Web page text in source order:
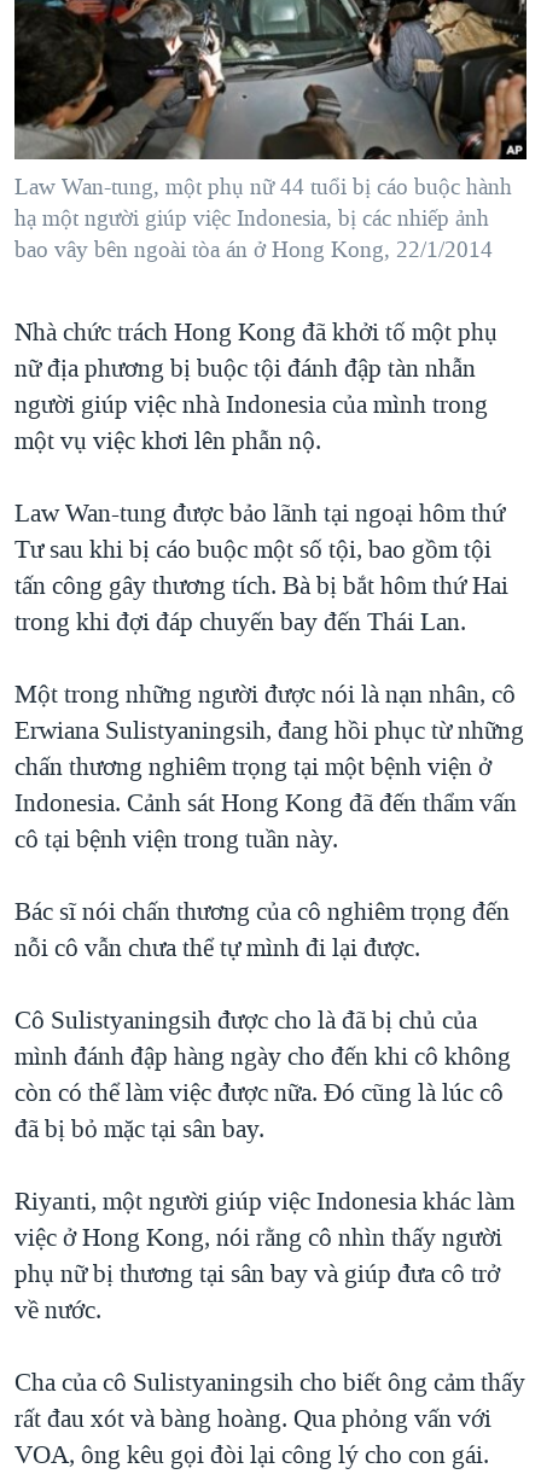
"Tìm"NGƯỜI VIỆT HẢI NGOẠI
ĐỜI SỐNG
KINH TẾ
KHOA HỌC
SỨC KHOẺ
VĂN HOÁ
GIÁO DỤC
TẠI
HÀNH TRÌNH BẦU CỬ 2024
MỘT NĂM CHIẾN TRANH TẠI DẢI GAZA
GIẢI MÃ VÀNH ĐAI & CON ĐƯỜNG
NGÀY TỊ NẠN THẾ GIỚI
TRỊNH VĨNH BÌNH - NGƯỜI HẠ 'BÊN THẮNG CUỘC'
GROUND ZERO – XƯA VÀ NAY
THƯỢNG ĐỈNH TRUMP-KIM TẠI VIỆT NAM
TRỊNH VĨNH BÌNH VS. CHÍNH PHỦ VIỆT NAM
BÊN KIA QUỐC LỘ: TIẾNG VỌNG TỪ NÔNG THÔN MỸ
VIDEO
NGHE
MẠNG XÃ HỘI
Ngôn ngữ khác
Law Wan-tung, một phụ nữ 44 tuổi bị cáo buộc hành
hạ một người giúp việc Indonesia, bị các nhiếp ảnh
bao vây bên ngoài tòa án ở Hong Kong, 22/1/2014
Nhà chức trách Hong Kong đã khởi tố một phụ
nữ địa phương bị buộc tội đánh đập tàn nhẫn
người giúp việc nhà Indonesia của mình trong
một vụ việc khơi lên phẫn nộ.
Law Wan-tung được bảo lãnh tại ngoại hôm thứ
Tư sau khi bị cáo buộc một số tội, bao gồm tội
tấn công gây thương tích. Bà bị bắt hôm thứ Hai
trong khi đợi đáp chuyến bay đến Thái Lan.
Một trong những người được nói là nạn nhân, cô
Erwiana Sulistyaningsih, đang hồi phục từ những
chấn thương nghiêm trọng tại một bệnh viện ở
Indonesia. Cảnh sát Hong Kong đã đến thẩm vấn
cô tại bệnh viện trong tuần này.
Bác sĩ nói chấn thương của cô nghiêm trọng đến
nỗi cô vẫn chưa thể tự mình đi lại được.
Cô Sulistyaningsih được cho là đã bị chủ của
mình đánh đập hàng ngày cho đến khi cô không
còn có thể làm việc được nữa. Đó cũng là lúc cô
đã bị bỏ mặc tại sân bay.
Riyanti, một người giúp việc Indonesia khác làm
việc ở Hong Kong, nói rằng cô nhìn thấy người
phụ nữ bị thương tại sân bay và giúp đưa cô trở
về nước.
Cha của cô Sulistyaningsih cho biết ông cảm thấy
rất đau xót và bàng hoàng. Qua phỏng vấn với
VOA, ông kêu gọi đòi lại công lý cho con gái.